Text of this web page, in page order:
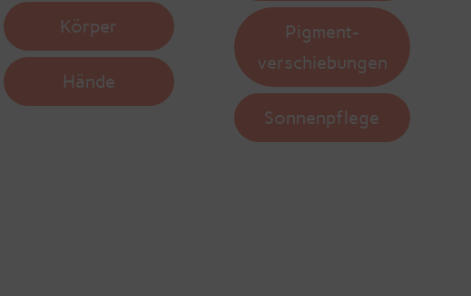
Körper
Hände
Pigment-
verschiebungen
Sonnenpflege